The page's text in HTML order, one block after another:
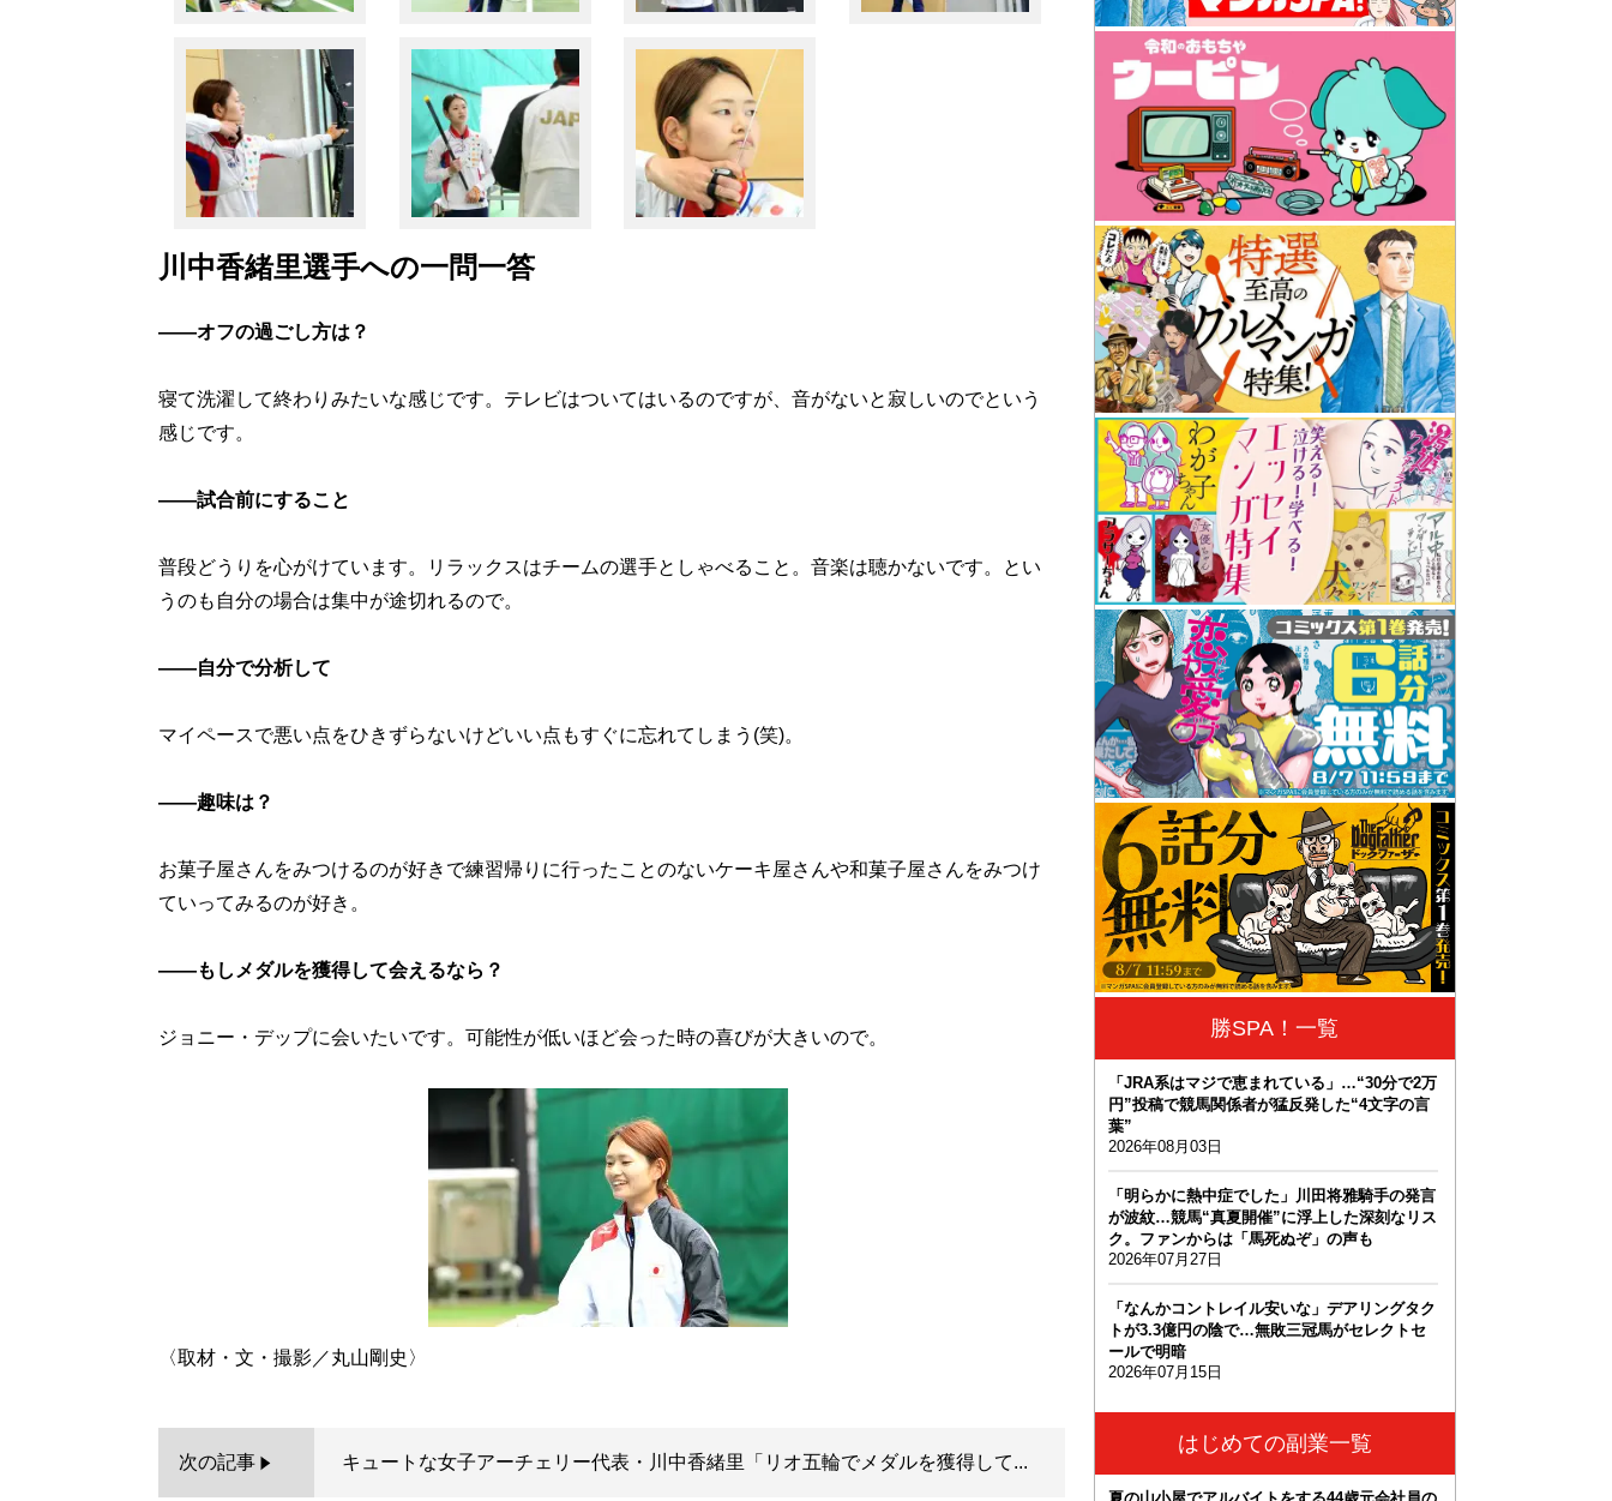
川中香緒里選手への一問一答
――オフの過ごし方は？
寝て洗濯して終わりみたいな感じです。テレビはついてはいるのですが、音がないと寂しいのでという
感じです。
――試合前にすること
普段どうりを心がけています。リラックスはチームの選手としゃべること。音楽は聴かないです。とい
うのも自分の場合は集中が途切れるので。
――自分で分析して
マイペースで悪い点をひきずらないけどいい点もすぐに忘れてしまう(笑)。
――趣味は？
お菓子屋さんをみつけるのが好きで練習帰りに行ったことのないケーキ屋さんや和菓子屋さんをみつけ
ていってみるのが好き。
――もしメダルを獲得して会えるなら？
ジョニー・デップに会いたいです。可能性が低いほど会った時の喜びが大きいので。
次の記事 キュートな女子アーチェリー代表・川中香緒里「リオ五輪でメダルを獲得して...
勝SPA！一覧
「JRA系はマジで恵まれている」…“30分で2万
円”投稿で競馬関係者が猛反発した“4文字の言
葉”
2026年08月03日
「明らかに熱中症でした」川田将雅騎手の発言
が波紋…競馬“真夏開催”に浮上した深刻なリス
ク。ファンからは「馬死ぬぞ」の声も
2026年07月27日
「なんかコントレイル安いな」デアリングタク
トが3.3億円の陰で…無敗三冠馬がセレクトセ
ールで明暗
2026年07月15日
はじめての副業一覧